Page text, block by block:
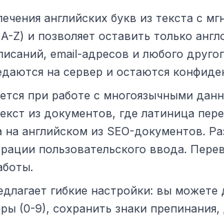
английских букв из текста с
Z) и позволяет оставить только
email-адресов и любого
на сервер и остаются
при работе с многоязычными
из документов, где латиница
английском из SEO-документов.
пользовательского ввода.
гибкие настройки: вы
(0-9), сохранить знаки препинания,